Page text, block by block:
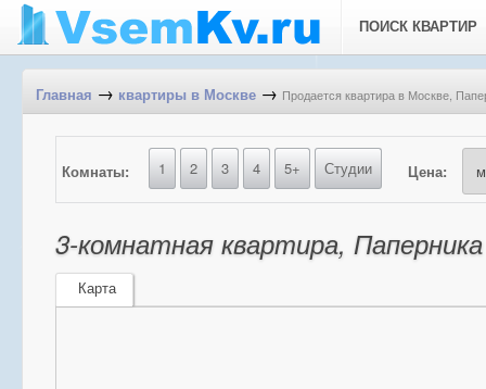
ПОИСК КВАРТИР
Главная → квартиры в Москве → Продается квартира в Москве,
Комнаты: 1 2 3 4 5+ Студии Цена:
3-комнатная квартира,
Карта